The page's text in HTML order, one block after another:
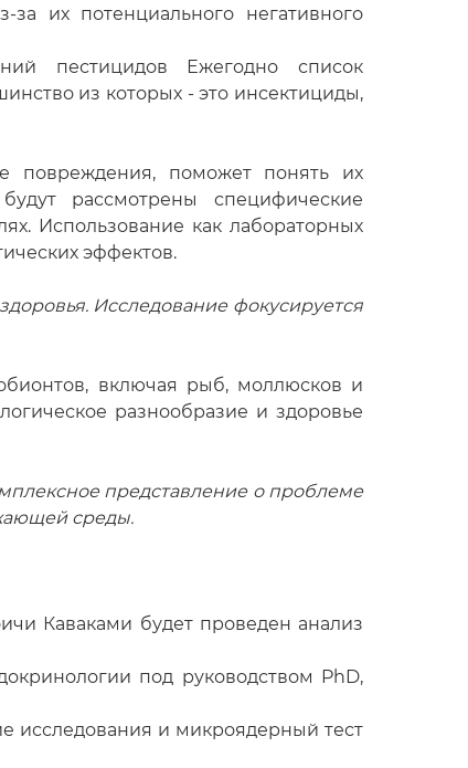
их потенциального негативного
пестицидов Ежегодно список
из которых - это инсектициды,
повреждения, поможет понять их
рассмотрены специфические
Использование как лабораторных
эффектов.
Исследование фокусируется
включая рыб, моллюсков и
разнообразие и здоровье
представление о проблеме
среды.
Каваками будет проведен анализ
под руководством PhD,
исследования и микроядерный тест